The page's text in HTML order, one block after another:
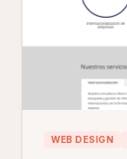
WEB DESIGN